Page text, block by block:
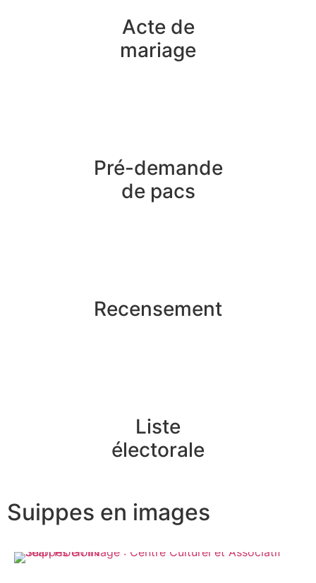
Acte de
mariage
Pré-demande
de pacs
Recensement
Liste
électorale
Suippes en images